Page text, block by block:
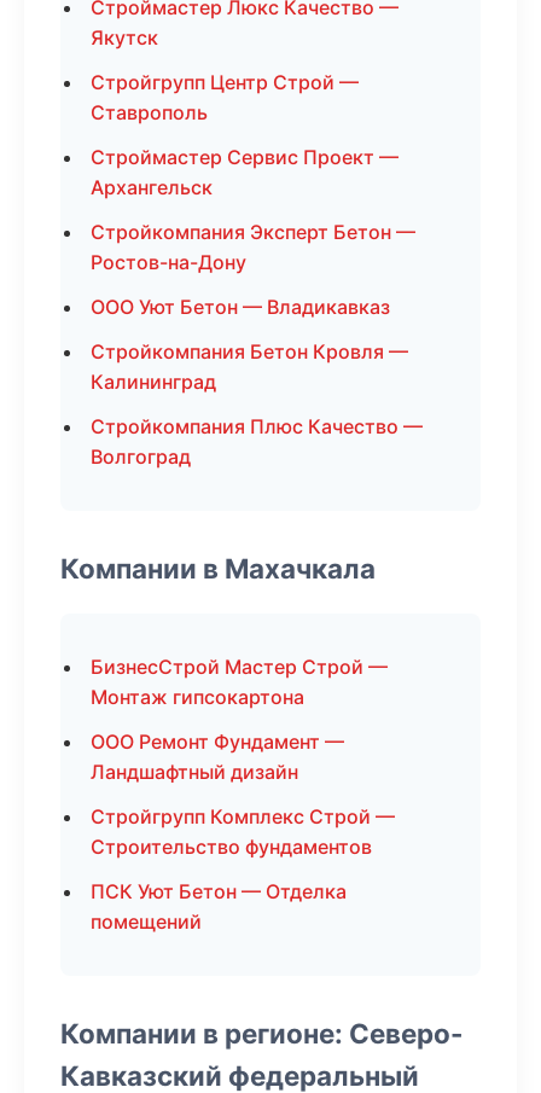
Строймастер Люкс Качество —
Якутск
Стройгрупп Центр Строй —
Ставрополь
Строймастер Сервис Проект —
Архангельск
Стройкомпания Эксперт Бетон —
Ростов-на-Дону
ООО Уют Бетон — Владикавказ
Стройкомпания Бетон Кровля —
Калининград
Стройкомпания Плюс Качество —
Волгоград
Компании в Махачкала
БизнесСтрой Мастер Строй —
Монтаж гипсокартона
ООО Ремонт Фундамент —
Ландшафтный дизайн
Стройгрупп Комплекс Строй —
Строительство фундаментов
ПСК Уют Бетон — Отделка
помещений
Компании в регионе: Северо-
Кавказский федеральный